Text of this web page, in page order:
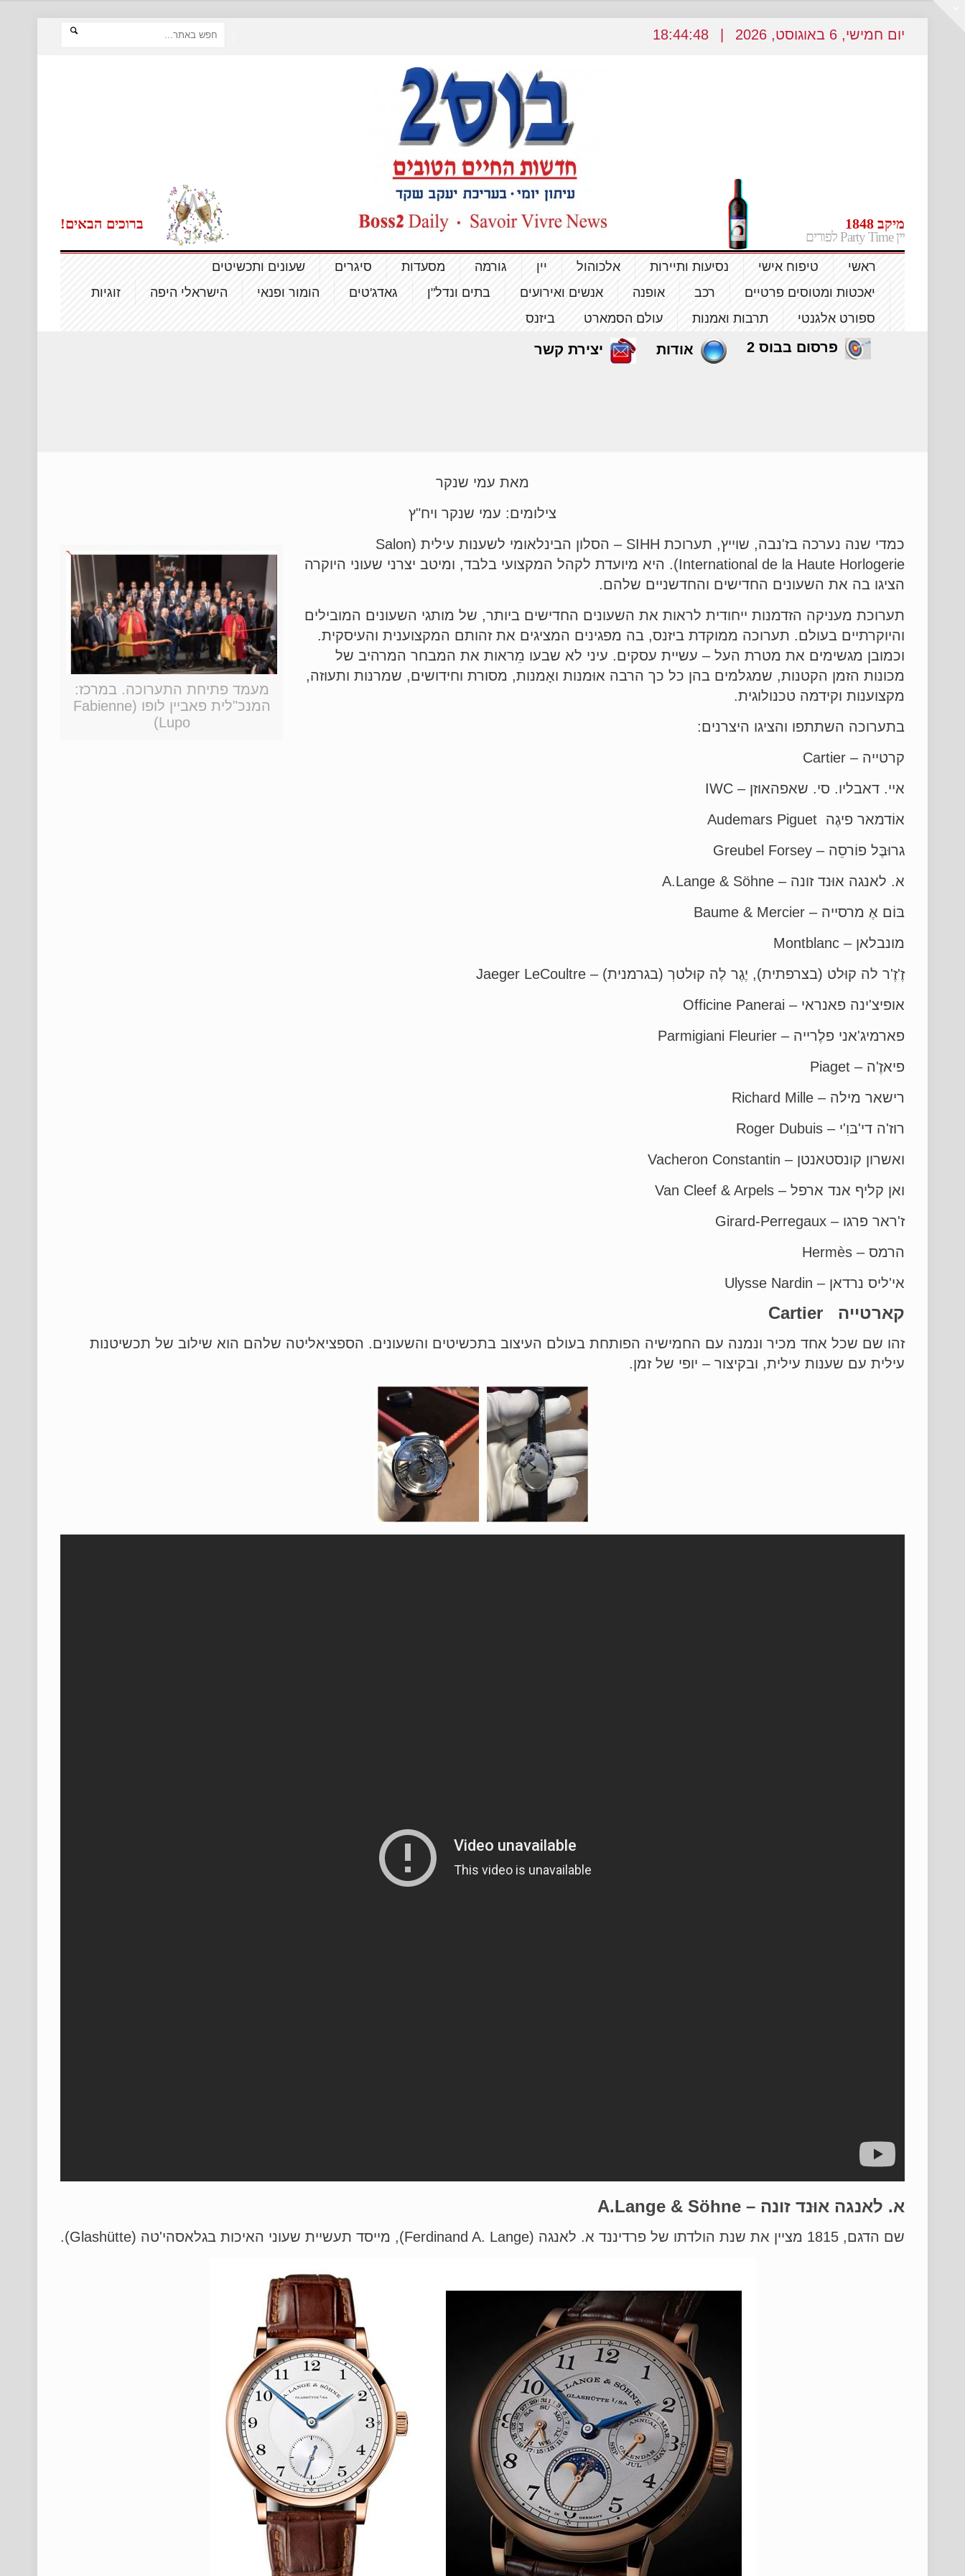
יום חמישי, 6 באוגוסט, 2026
:44:50
ברוכים הבאים! מיקב 1848
יין Party Time לפורים
ראשי טיפוח אישי נסיעות ותיירות אלכוהול יין גורמה מסעדות סיגרים
שעונים ותכשיטים
יאכטות ומטוסים פרטיים
רכב אופנה אנשים ואירועים בתים ונדל"ן גאדג'טים הומור ופנאי הישראלי היפה
זוגיות
ספורט אלגנטי
תרבות ואמנות עולם הסמארט ביזנס
פרסום בבוס 2 אודות יצירת קשר
מאת עמי שנקר
צילומים: עמי שנקר ויח"ץ
מעמד פתיחת התערוכה. במרכז:
המנכ"לית פאביין לופו (Fabienne
Lupo)
כמדי שנה נערכה בז'נבה, שוייץ, תערוכת SIHH – הסלון הבינלאומי לשענות עילית (Salon
International de la Haute Horlogerie). היא מיועדת לקהל המקצועי בלבד, ומיטב יצרני שעוני היוקרה
הציגו בה את השעונים החדישים והחדשניים שלהם.
תערוכת מעניקה הזדמנות ייחודית לראות את השעונים החדישים ביותר, של מותגי השעונים המובילים
והיוקרתיים בעולם. תערוכה ממוקדת ביזנס, בה מפגינים המציגים את זהותם המקצוענית והעיסקית.
וכמובן מגשימים את מטרת העל – עשיית עסקים. עיני לא שבעו מֵראות את המבחר המרהיב של
מכונות הזמן הקטנות, שמגלמים בהן כל כך הרבה אוּמנות ואָמנות, מסורת וחידושים, שמרנות ותעוזה,
מקצוענות וקידמה טכנולוגית.
בתערוכה השתתפו והציגו היצרנים:
קרטייה – Cartier
איי. דאבליו. סי. שאפהאוזן – IWC
אוֹדמאר פיגֶה Audemars Piguet
גרוּבֶּל פוֹרסֵה – Greubel Forsey
א. לאנגה אוּנד זונה – A.Lange & Söhne
בּוֹם אֶ מרסייה – Baume & Mercier
מונבלאן – Montblanc
זֶ'זֶ'ר לה קוּלט (בצרפתית), יֶגֶר לֶה קוּלטרְ (בגרמנית) – Jaeger LeCoultre
אופיצ'ינה פאנראי – Officine Panerai
פארמיג'אני פלֶרייה – Parmigiani Fleurier
פיאזֶ'ה – Piaget
רישאר מילה – Richard Mille
רוז'ה די'בּוִ'י – Roger Dubuis
ואשרון קונסטאנטן – Vacheron Constantin
ואן קליף אנד ארפל – Van Cleef & Arpels
ז'ראר פרגו – Girard-Perregaux
הרמס – Hermès
אי'ליס נרדאן – Ulysse Nardin
קארטייה Cartier
זהו שם שכל אחד מכיר ונמנה עם החמישיה הפותחת בעולם העיצוב בתכשיטים והשעונים. הספציאליטה שלהם הוא שילוב של תכשיטנות
עילית עם שענות עילית, ובקיצור – יופי של זמן.
א. לאנגה אוּנד זונה – A.Lange & Söhne
שם הדגם, 1815 מציין את שנת הולדתו של פרדיננד א. לאנגה (Ferdinand A. Lange), מייסד תעשיית שעוני האיכות בגלאסהי'טה (Glashütte).